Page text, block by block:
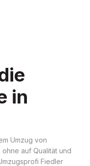
in
Umzug von
auf Qualität und
Fiedler